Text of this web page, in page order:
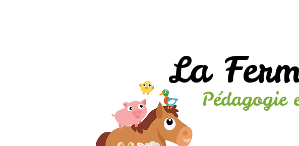
La
Pédagogie